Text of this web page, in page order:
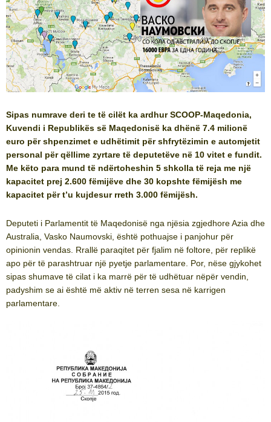
Sipas numrave deri te të cilët ka ardhur SCOOP-Maqedonia,
Kuvendi i Republikës së Maqedonisë ka dhënë 7.4 milionë
euro për shpenzimet e udhëtimit për shfrytëzimin e automjetit
personal për qëllime zyrtare të deputetëve në 10 vitet e fundit.
Me këto para mund të ndërtoheshin 5 shkolla të reja me një
kapacitet prej 2.600 fëmijëve dhe 30 kopshte fëmijësh me
kapacitet për t’u kujdesur rreth 3.000 fëmijësh.
Deputeti i Parlamentit të Maqedonisë nga njësia zgjedhore Azia dhe
Australia, Vasko Naumovski, është pothuajse i panjohur për
opinionin vendas. Rrallë paraqitet për fjalim në foltore, për replikë
apo për të parashtruar një pyetje parlamentare. Por, nëse gjykohet
sipas shumave të cilat i ka marrë për të udhëtuar nëpër vendin,
padyshim se ai është më aktiv në terren sesa në karrigen
parlamentare.